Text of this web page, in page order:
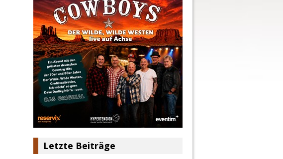
Letzte Beiträge